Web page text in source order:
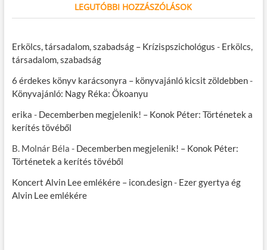
LEGUTÓBBI HOZZÁSZÓLÁSOK
Erkölcs, társadalom, szabadság – Krízispszichológus - Erkölcs,
társadalom, szabadság
6 érdekes könyv karácsonyra – könyvajánló kicsit zöldebben-
Könyvajánló: Nagy Réka: Ökoanyu
erika - Decemberben megjelenik! – Konok Péter: Történetek a
kerítés tövéből
B. Molnár Béla - Decemberben megjelenik! – Konok Péter:
Történetek a kerítés tövéből
Koncert Alvin Lee emlékére – icon.design- Ezer gyertya ég
Alvin Lee emlékére